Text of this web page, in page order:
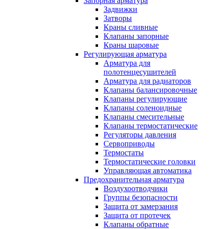
Задвижки
Затворы
Краны сливные
Клапаны запорные
Краны шаровые
Регулирующая арматура
Арматура для
полотенцесушителей
Арматура для радиаторов
Клапаны балансировочные
Клапаны регулирующие
Клапаны соленоидные
Клапаны смесительные
Клапаны термостатические
Регуляторы давления
Сервоприводы
Термостаты
Термостатические головки
Управляющая автоматика
Предохранительная арматура
Воздухоотводчики
Группы безопасности
Защита от замерзания
Защита от протечек
Клапаны обратные